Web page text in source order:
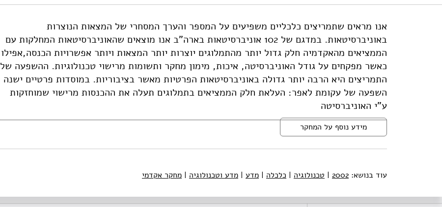
https://doi.org/10.82514/incentives-invention-universities-ste-wp-18-2003
אנו מראים שתמריצים כלכליים משפיעים על המספר והערך המסחרי של המצאות הנוצרות
באוניברסיטאות. במדגם של 102 אוניברסיטאות בארה"ב אנו מוצאים שהאוניברסיטאות המחלקות עם
הממציאים מהאקדמיה חלק גדול יותר מהתמלוגים יוצרות יותר המצאות ויותר אפשרויות הכנסה,אפילו
כאשר מפקחים על גודל האוניברסיטה, איכות, מימון מחקר ותשומות מרישוי טכנולוגיות. ההשפעה של
התמריצים היא הרבה יותר גדולה באוניברסיטאות הפרטיות מאשר בציבוריות. במוסדות פרטיים ישנה
השפעה של עקומת לאפר: העלאת חלק הממציאים בתמלוגים תעלה את ההכנסות מרישוי שמוחזקות
ע"י האוניברסיטה
מידע נוסף על המחקר
עוד בנושא: 2002
| טכנולוגיה | כלכלה | מדע | מדע וטכנולוגיה | מחקר אקדמי